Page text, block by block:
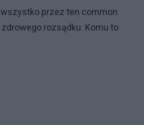
wszystko przez ten common
rozsądku. Komu to